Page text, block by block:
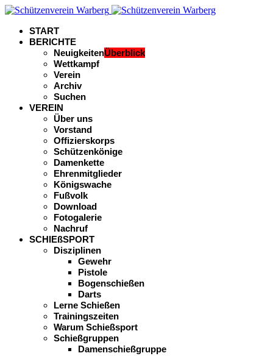
START
BERICHTE
NeuigkeitenÜberblick
Wettkampf
Verein
Archiv
Suchen
VEREIN
Über uns
Vorstand
Offizierskorps
Schützenkönige
Damenkette
Ehrenmitglieder
Königswache
Fußvolk
Download
Fotogalerie
Nachruf
SCHIEßSPORT
Disziplinen
Gewehr
Pistole
Bogenschießen
Darts
Lerne Schießen
Trainingszeiten
Warum Schießsport
Schießgruppen
Damenschießgruppe